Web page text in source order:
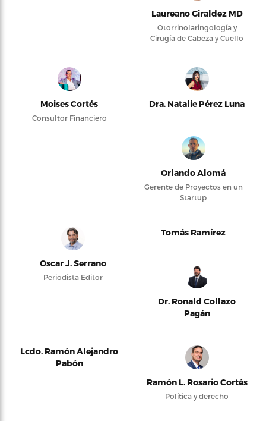
Laureano Giraldez MD
Otorrinolaringología y
Cirugía de Cabeza y Cuello
Moises Cortés
Consultor Financiero
Dra. Natalie Pérez Luna
Orlando Alomá
Gerente de Proyectos en un
Startup
Oscar J. Serrano
Periodista Editor
Tomás Ramírez
Dr. Ronald Collazo
Pagán
Lcdo. Ramón Alejandro
Pabón
Ramón L. Rosario Cortés
Política y derecho